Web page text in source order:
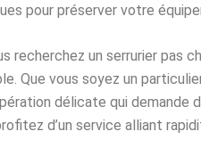
pour préserver votre
recherchez un serrurier pas
Que vous soyez un
délicate qui demande
d’un service alliant